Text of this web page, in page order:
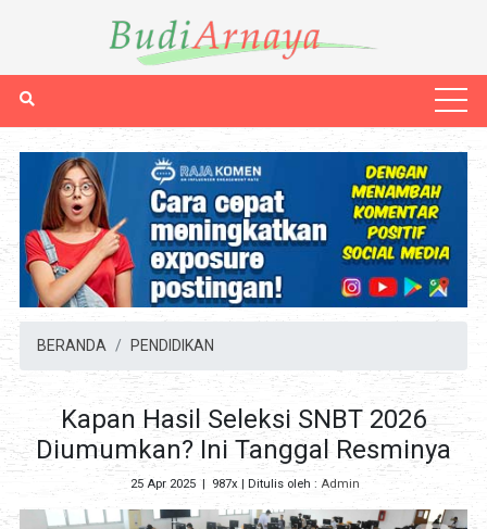
BERANDA PENDIDIKAN
Kapan Hasil Seleksi SNBT 2026
Diumumkan? Ini Tanggal Resminya
25 Apr 2025| 987x | Ditulis oleh : Admin